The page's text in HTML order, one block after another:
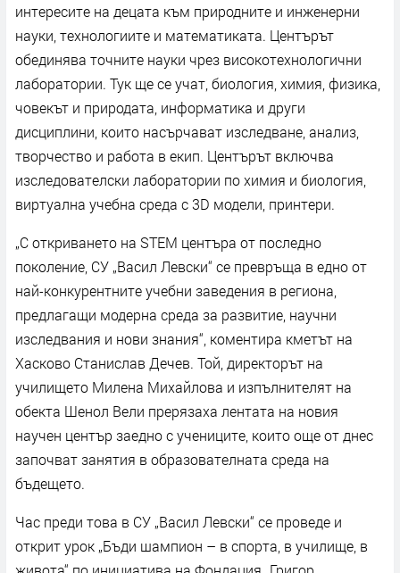
интересите на децата към природните и инженерни
науки, технологиите и математиката. Центърът
обединява точните науки чрез високотехнологични
лаборатории. Тук ще се учат, биология, химия, физика,
човекът и природата, информатика и други
дисциплини, които насърчават изследване, анализ,
творчество и работа в екип. Центърът включва
изследователски лаборатории по химия и биология,
виртуална учебна среда с 3D модели, принтери.
„С откриването на STEM центъра от последно
поколение, СУ „Васил Левски“ се превръща в едно от
най-конкурентните учебни заведения в региона,
предлагащи модерна среда за развитие, научни
изследвания и нови знания“, коментира кметът на
Хасково Станислав Дечев. Той, директорът на
училището Милена Михайлова и изпълнителят на
обекта Шенол Вели прерязаха лентата на новия
научен център заедно с учениците, които още от днес
започват занятия в образователната среда на
бъдещето.
Час преди това в СУ „Васил Левски“ се проведе и
открит урок „Бъди шампион – в спорта, в училище, в